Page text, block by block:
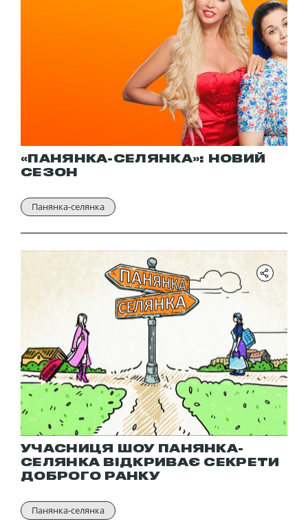
«ПАНЯНКА-СЕЛЯНКА»: НОВИЙ
СЕЗОН
Панянка-селянка
УЧАСНИЦЯ ШОУ ПАНЯНКА-
СЕЛЯНКА ВІДКРИВАЄ СЕКРЕТИ
ДОБРОГО РАНКУ
Панянка-селянка